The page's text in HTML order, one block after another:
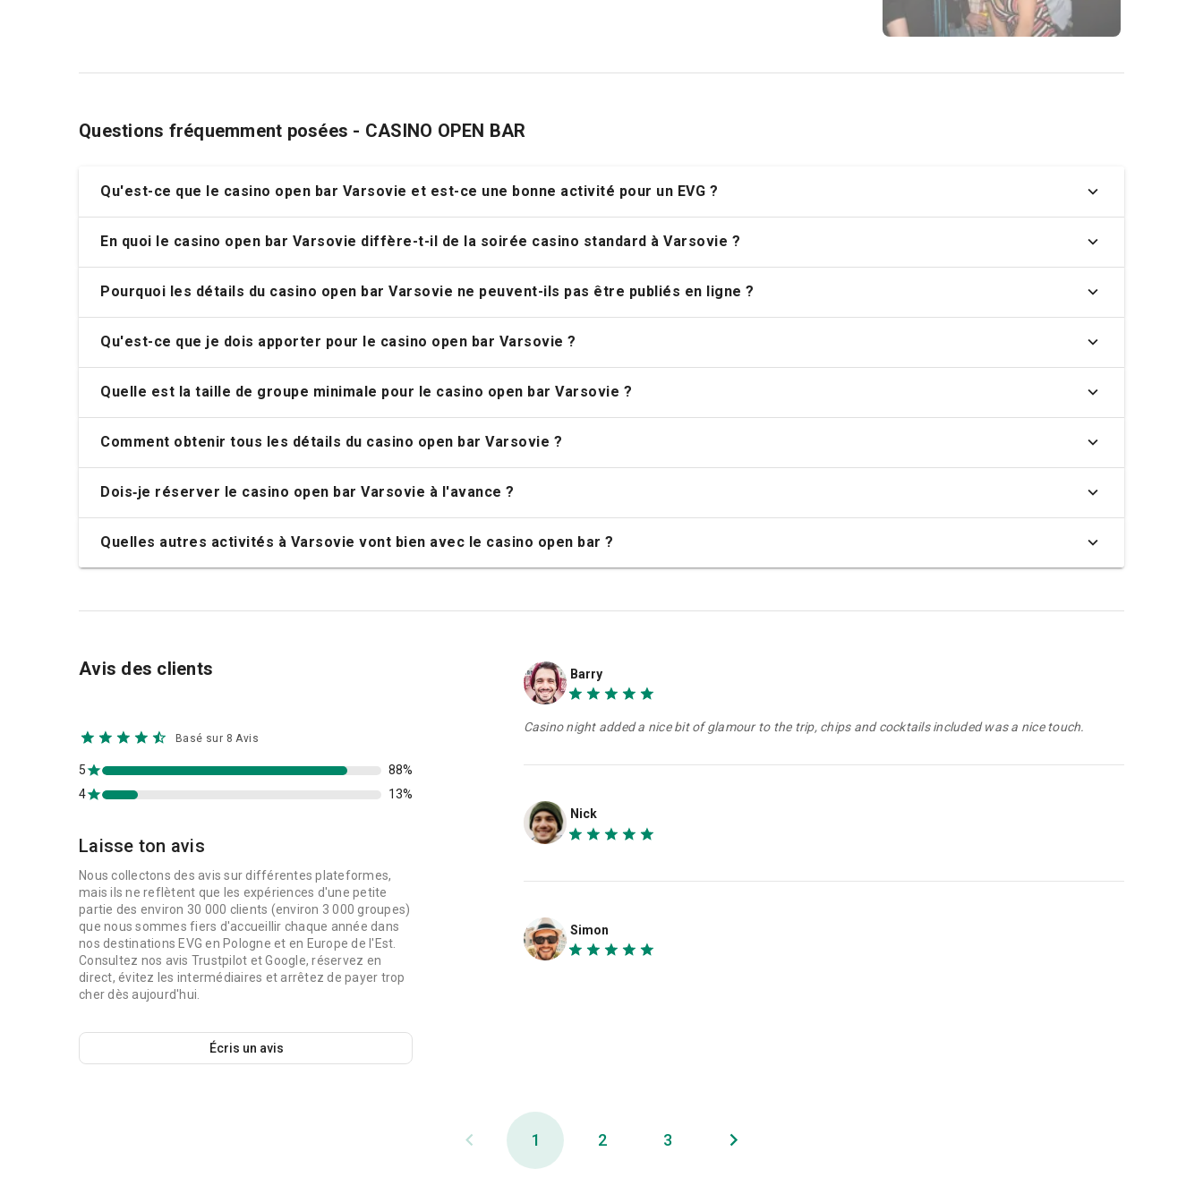
Questions fréquemment posées - CASINO OPEN BAR
Qu'est-ce que le casino open bar Varsovie et est-ce une bonne activité pour un EVG ?
En quoi le casino open bar Varsovie diffère-t-il de la soirée casino standard à Varsovie ?
Pourquoi les détails du casino open bar Varsovie ne peuvent-ils pas être publiés en ligne ?
Qu'est-ce que je dois apporter pour le casino open bar Varsovie ?
Quelle est la taille de groupe minimale pour le casino open bar Varsovie ?
Quelles autres activités à Varsovie vont bien avec le casino open bar ?
Basé sur 8 Avis
4 13%
5 88%
Laisse ton avis
mais ils ne reflètent que les expériences d'une petite
partie des environ 30 000 clients (environ 3 000 groupes)
que nous sommes fiers d'accueillir chaque année dans
Barry
Nick